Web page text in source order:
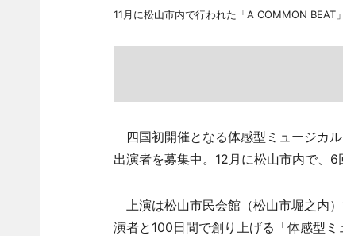
11月に松山市内で行われた「A COMMON BEAT
四国初開催となる体感型ミュージカ
出演者を募集中。12月に松山市内で、6
上演は松山市民会館（松山市堀之内
演者と100日間で創り上げる「体感型